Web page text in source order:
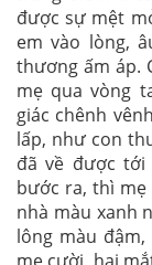
được sự mệt
em vào lòng,
thương ấm áp.
mẹ qua vòng
giác chênh
lấp, như con
đã về được tới
bước ra, thì
nhà màu xanh
lông màu